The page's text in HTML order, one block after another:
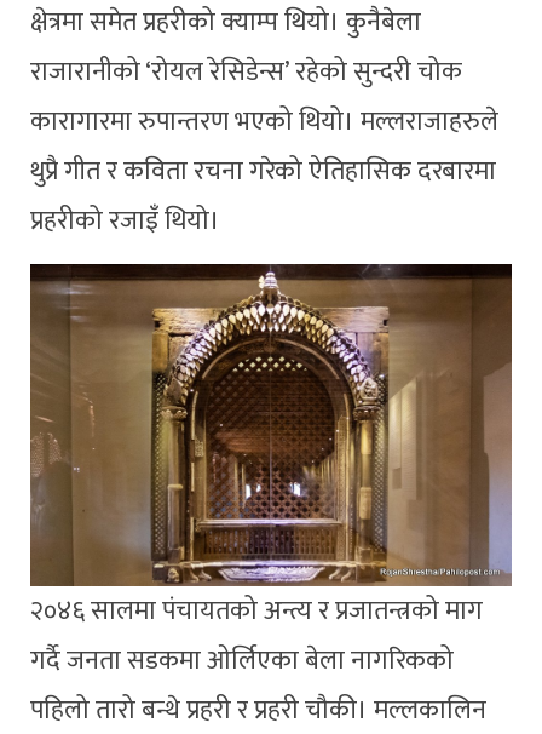
क्षेत्रमा समेत प्रहरीको क्याम्प थियो। कुनैबेला
राजारानीको ‘रोयल रेसिडेन्स’ रहेको सुन्दरी चोक
कारागारमा रुपान्तरण भएको थियो। मल्लराजाहरुले
थुप्रै गीत र कविता रचना गरेको ऐतिहासिक दरबारमा
प्रहरीको रजाइँ थियो।
२०४६ सालमा पंचायतको अन्त्य र प्रजातन्त्रको माग
गर्दै ‍जनता सडकमा ओर्लिएका बेला नागरिकको
पहिलो तारो बन्थे प्रहरी र प्रहरी चौकी। मल्लकालिन